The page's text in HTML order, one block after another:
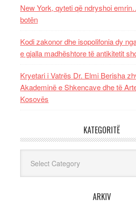
New York, qyteti që ndryshoi
botën
Kodi zakonor dhe isopolifonia dy
e gjalla madhështore të antikitetit
Kryetari i Vatrës Dr. Elmi Berisha
Akademinë e Shkencave dhe të
Kosovës
KATEGORITË
ARKIV